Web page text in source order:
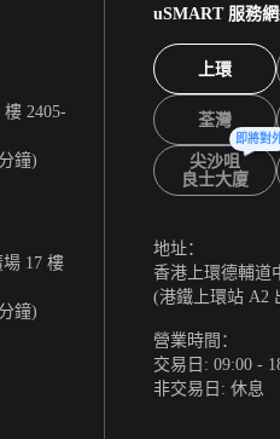
2405-
鐘)
17 樓
鐘)
uSMART 服務
上環
荃灣
尖沙咀
良士大廈
即將對
地址：
香港上環德輔道
(港鐵上環站 A2
營業時間：
交易日: 09:00 -
非交易日: 休息